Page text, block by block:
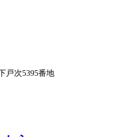
戸次5395番地